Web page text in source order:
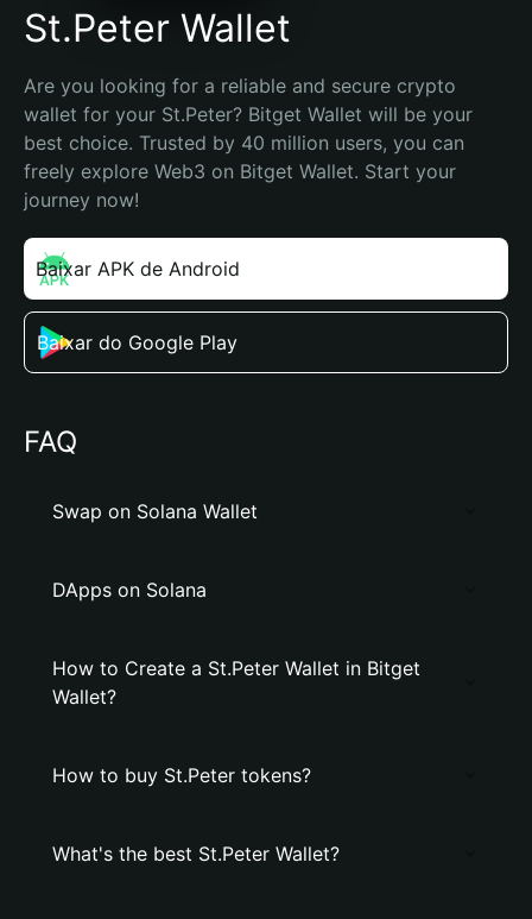
St.Peter Wallet
Are you looking for a reliable and secure crypto
wallet for your St.Peter? Bitget Wallet will be your
best choice. Trusted by 40 million users, you can
freely explore Web3 on Bitget Wallet. Start your
journey now!
Baixar APK de Android
Baixar do Google Play
FAQ
Swap on Solana Wallet
DApps on Solana
How to Create a St.Peter Wallet in Bitget
Wallet?
How to buy St.Peter tokens?
What's the best St.Peter Wallet?